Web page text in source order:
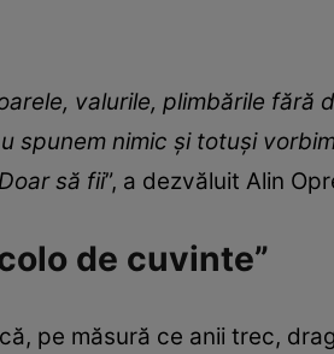
valurile, plimbările fără
spunem nimic și totuși
să fii”, a dezvăluit Alin
de cuvinte”
pe măsură ce anii trec,